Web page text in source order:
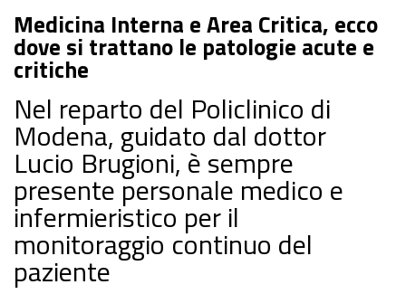
Medicina Interna e Area Critica, ecco
dove si trattano le patologie acute e
critiche
Nel reparto del Policlinico di
Modena, guidato dal dottor
Lucio Brugioni, è sempre
presente personale medico e
infermieristico per il
monitoraggio continuo del
paziente